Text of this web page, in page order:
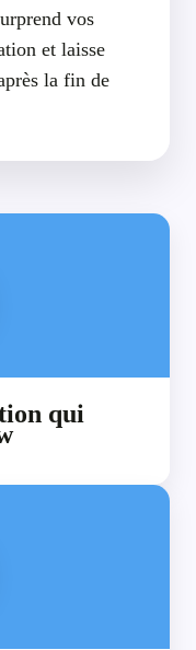
vos
et laisse
la fin de
qui